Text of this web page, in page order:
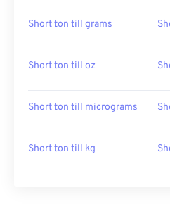
Short ton till grams
Short ton till oz
Short ton till micrograms
Short ton till kg